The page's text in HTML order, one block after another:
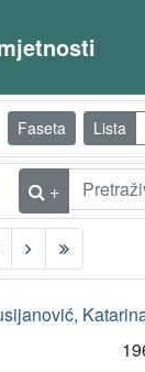
Faseta Lista
+